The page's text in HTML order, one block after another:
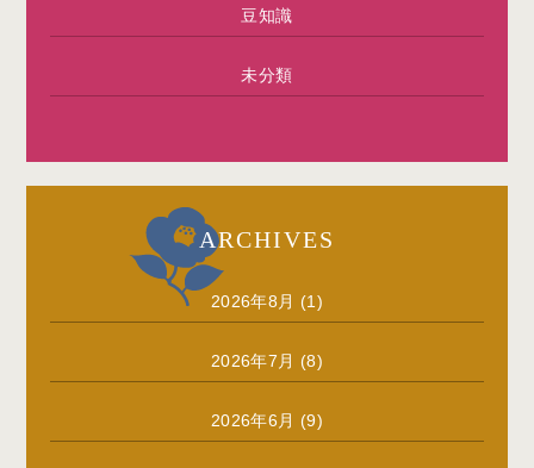
豆知識
未分類
ARCHIVES
2026年8月 (1)
2026年7月 (8)
2026年6月 (9)